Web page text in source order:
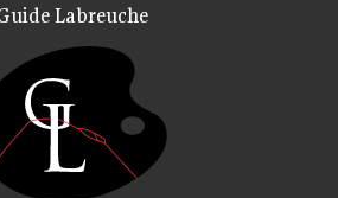
Labreuche